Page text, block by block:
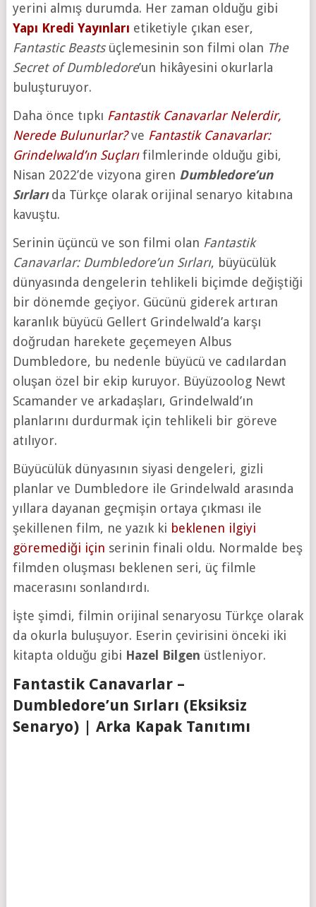
yerini almış durumda. Her zaman olduğu gibi
Yapı Kredi Yayınları etiketiyle çıkan eser,
Fantastic Beastsüçlemesinin son filmi olan The
Secret of Dumbledore’un hikâyesini okurlarla
buluşturuyor.
Daha önce tıpkı Fantastik Canavarlar Nelerdir,
Nerede Bulunurlar?ve Fantastik Canavarlar:
Grindelwald’ın Suçları filmlerinde olduğu gibi,
Nisan 2022’de vizyona giren Dumbledore’un
Sırlarıda Türkçe olarak orijinal senaryo kitabına
kavuştu.
Serinin üçüncü ve son filmi olan Fantastik
Canavarlar: Dumbledore’un Sırları, büyücülük
dünyasında dengelerin tehlikeli biçimde değiştiği
bir dönemde geçiyor. Gücünü giderek artıran
karanlık büyücü Gellert Grindelwald’a karşı
doğrudan harekete geçemeyen Albus
Dumbledore, bu nedenle büyücü ve cadılardan
oluşan özel bir ekip kuruyor. Büyüzoolog Newt
Scamander ve arkadaşları, Grindelwald’ın
planlarını durdurmak için tehlikeli bir göreve
atılıyor.
Büyücülük dünyasının siyasi dengeleri, gizli
planlar ve Dumbledore ile Grindelwald arasında
yıllara dayanan geçmişin ortaya çıkması ile
şekillenen film, ne yazık ki beklenen ilgiyi
göremediği için serinin finali oldu. Normalde beş
filmden oluşması beklenen seri, üç filmle
macerasını sonlandırdı.
İşte şimdi, filmin orijinal senaryosu Türkçe olarak
da okurla buluşuyor. Eserin çevirisini önceki iki
kitapta olduğu gibi Hazel Bilgen üstleniyor.
Fantastik Canavarlar –
Dumbledore’un Sırları (Eksiksiz
Senaryo) | Arka Kapak Tanıtımı